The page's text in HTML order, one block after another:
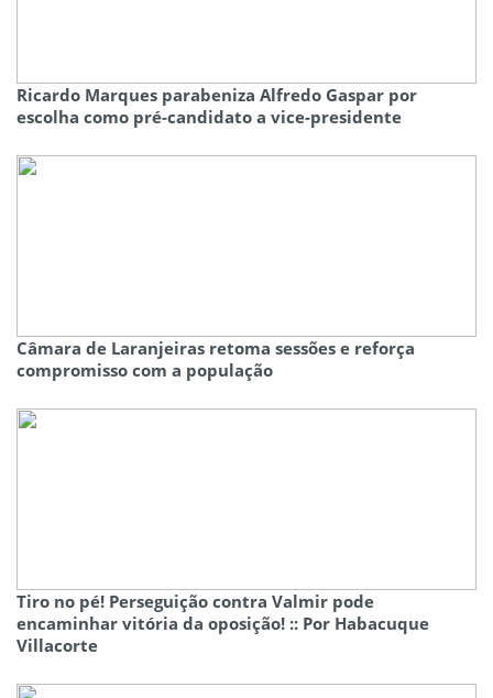
Ricardo Marques parabeniza Alfredo Gaspar por
escolha como pré-candidato a vice-presidente
Câmara de Laranjeiras retoma sessões e reforça
compromisso com a população
Tiro no pé! Perseguição contra Valmir pode
encaminhar vitória da oposição! :: Por Habacuque
Villacorte